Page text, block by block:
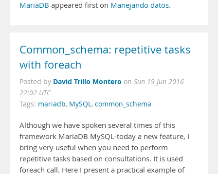
MariaDB appeared first on Manejando datos.
Common_schema: repetitive tasks
with foreach
Posted by David Trillo Montero on Sun 19 Jun 2016
22:02 UTC
Tags: mariadb, MySQL, common_schema
Although we have spoken several times of this
framework MariaDB MySQL-today a new feature, I
bring very useful when you need to perform
repetitive tasks based on consultations. It is used
foreach call. Here I present a practical example of